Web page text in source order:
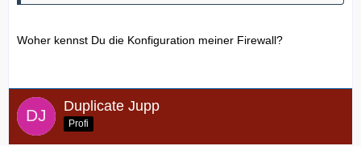
Woher kennst Du die Konfiguration meiner Firewall?
Duplicate Jupp
Profi